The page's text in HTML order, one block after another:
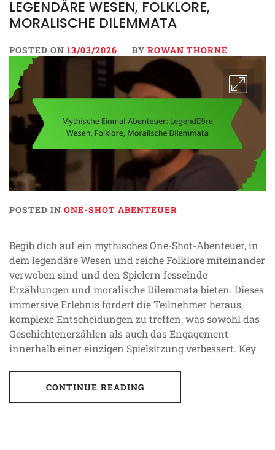
LEGENDÄRE WESEN, FOLKLORE,
MORALISCHE DILEMMATA
POSTED ON 13/03/2026 BY ROWAN THORNE
POSTED IN ONE-SHOT ABENTEUER
Begib dich auf ein mythisches One-Shot-Abenteuer, in
dem legendäre Wesen und reiche Folklore miteinander
verwoben sind und den Spielern fesselnde
Erzählungen und moralische Dilemmata bieten. Dieses
immersive Erlebnis fordert die Teilnehmer heraus,
komplexe Entscheidungen zu treffen, was sowohl das
Geschichtenerzählen als auch das Engagement
innerhalb einer einzigen Spielsitzung verbessert. Key
CONTINUE READING